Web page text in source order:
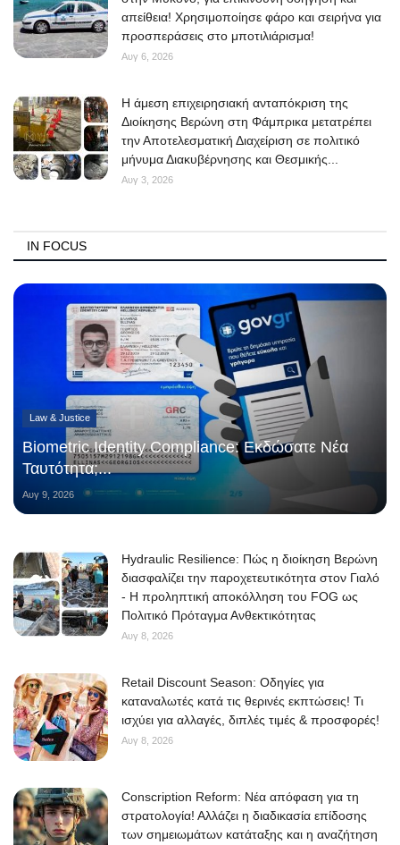
απείθεια! Χρησιμοποίησε φάρο και σειρήνα για
προσπεράσεις στο μποτιλιάρισμα!
Αυγ 6, 2026
Η άμεση επιχειρησιακή ανταπόκριση της
Διοίκησης Βερώνη στη Φάμπρικα μετατρέπει
την Αποτελεσματική Διαχείριση σε πολιτικό
μήνυμα Διακυβέρνησης και Θεσμικής...
Αυγ 3, 2026
IN FOCUS
Law & Justice
Biometric Identity Compliance: Εκδώσατε Νέα
Ταυτότητα;...
Αυγ 9, 2026
Hydraulic Resilience: Πώς η διοίκηση Βερώνη
διασφαλίζει την παροχετευτικότητα στον Γιαλό
- Η προληπτική αποκόλληση του FOG ως
Πολιτικό Πρόταγμα Ανθεκτικότητας
Αυγ 8, 2026
Retail Discount Season: Οδηγίες για
καταναλωτές κατά τις θερινές εκπτώσεις! Τι
ισχύει για αλλαγές, διπλές τιμές & προσφορές!
Αυγ 8, 2026
Conscription Reform: Νέα απόφαση για τη
στρατολογία! Αλλάζει η διαδικασία επίδοσης
των σημειωμάτων κατάταξης και η αναζήτηση